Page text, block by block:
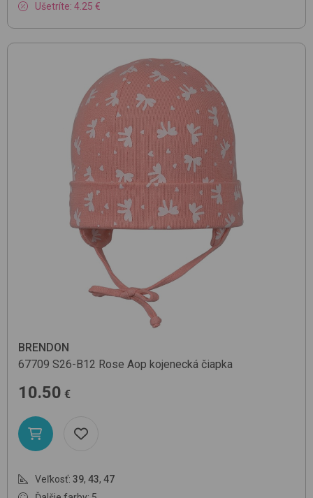
Ušetríte: 4.25 €
BRENDON
67709 S26-B12 Rose Aop kojenecká čiapka
10.50 €
Veľkosť: 39, 43, 47